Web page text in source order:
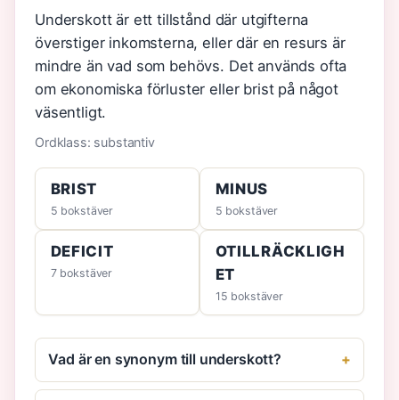
Underskott är ett tillstånd där utgifterna
överstiger inkomsterna, eller där en resurs är
mindre än vad som behövs. Det används ofta
om ekonomiska förluster eller brist på något
väsentligt.
Ordklass: substantiv
BRIST
5 bokstäver
MINUS
5 bokstäver
DEFICIT
7 bokstäver
OTILLRÄCKLIGH
ET
15 bokstäver
Vad är en synonym till underskott?